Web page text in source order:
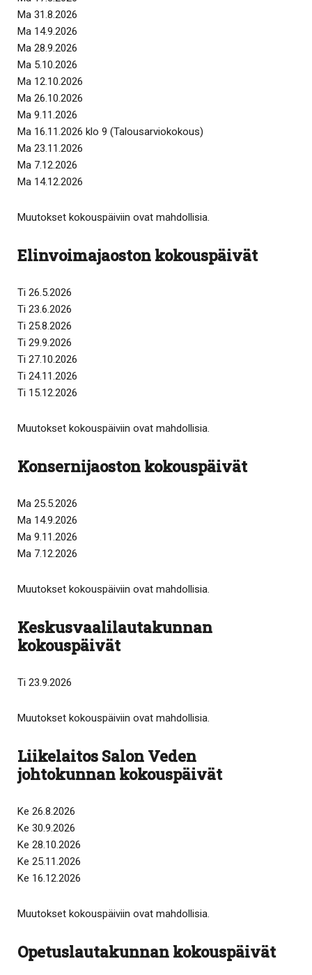
Ma 31.8.2026
Ma 14.9.2026
Ma 28.9.2026
Ma 5.10.2026
Ma 12.10.2026
Ma 26.10.2026
Ma 9.11.2026
Ma 16.11.2026 klo 9 (Talousarviokokous)
Ma 23.11.2026
Ma 7.12.2026
Ma 14.12.2026
Muutokset kokouspäiviin ovat mahdollisia.
Elinvoimajaoston kokouspäivät
Ti 26.5.2026
Ti 23.6.2026
Ti 25.8.2026
Ti 29.9.2026
Ti 27.10.2026
Ti 24.11.2026
Ti 15.12.2026
Muutokset kokouspäiviin ovat mahdollisia.
Konsernijaoston kokouspäivät
Ma 25.5.2026
Ma 14.9.2026
Ma 9.11.2026
Ma 7.12.2026
Muutokset kokouspäiviin ovat mahdollisia.
Keskusvaalilautakunnan
kokouspäivät
Ti 23.9.2026
Muutokset kokouspäiviin ovat mahdollisia.
Liikelaitos Salon Veden
johtokunnan kokouspäivät
Ke 26.8.2026
Ke 30.9.2026
Ke 28.10.2026
Ke 25.11.2026
Ke 16.12.2026
Muutokset kokouspäiviin ovat mahdollisia.
Opetuslautakunnan kokouspäivät